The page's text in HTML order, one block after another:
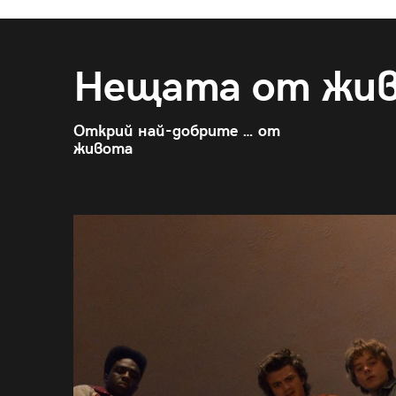
Нещата от
Открий най-добрите … от
живота